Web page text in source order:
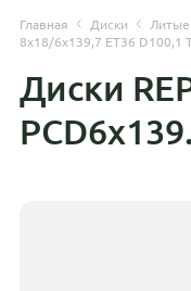
Главная Диски
Литые
8x18/6x139,7 ET36 D100,1
Диски